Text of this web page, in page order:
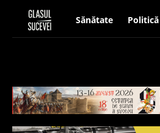
Sănătate Politică